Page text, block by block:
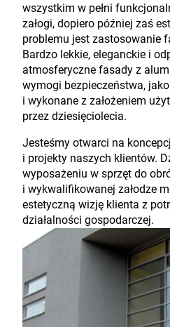
wszystkim w pełni
załogi, dopiero później zaś
problemu jest zastosowanie
Bardzo lekkie, eleganckie i
atmosferyczne fasady z
wymogi bezpieczeństwa,
i wykonane z założeniem
przez dziesięciolecia.
Jesteśmy otwarci na
i projekty naszych klientów.
wyposażeniu w sprzęt do
i wykwalifikowanej załodze
estetyczną wizję klienta z
działalności gospodarczej.